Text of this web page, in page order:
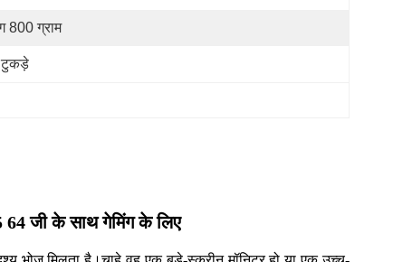
800 ग्राम
टुकड़े
64 जी के साथ गेमिंग के लिए